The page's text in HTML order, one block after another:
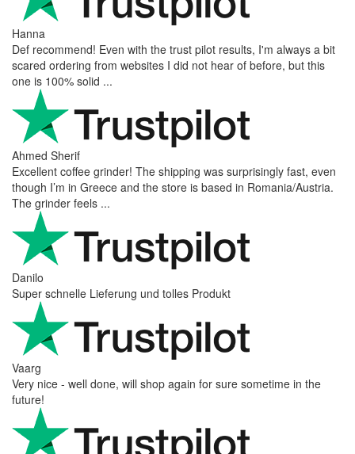
Hanna
Def recommend! Even with the trust pilot results, I'm always a bit
scared ordering from websites I did not hear of before, but this
one is 100% solid ...
Ahmed Sherif
Excellent coffee grinder! The shipping was surprisingly fast, even
though I’m in Greece and the store is based in Romania/Austria.
The grinder feels ...
Danilo
Super schnelle Lieferung und tolles Produkt
Vaarg
Very nice - well done, will shop again for sure sometime in the
future!